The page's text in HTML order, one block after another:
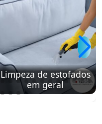
Limpeza de estofados
em geral